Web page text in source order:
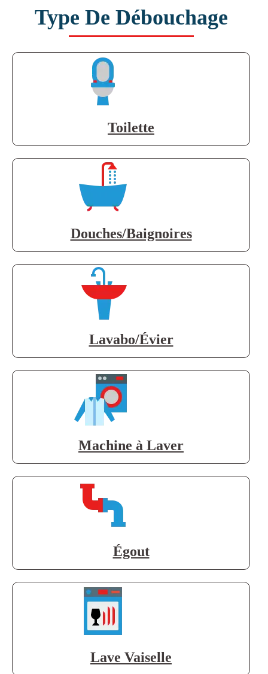
Type De Débouchage
Toilette
Douches/Baignoires
Lavabo/Évier
Machine à Laver
Égout
Lave Vaiselle